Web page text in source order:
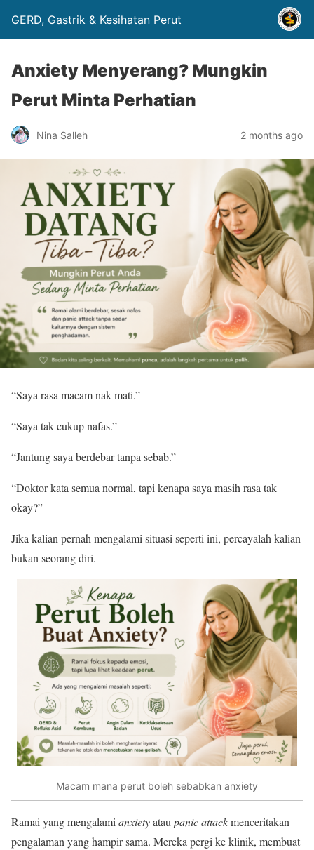
GERD, Gastrik & Kesihatan Perut
Anxiety Menyerang? Mungkin
Perut Minta Perhatian
Nina Salleh 2 months ago
“Saya rasa macam nak mati.”
“Saya tak cukup nafas.”
“Jantung saya berdebar tanpa sebab.”
“Doktor kata semua normal, tapi kenapa saya masih rasa tak
okay?”
Jika kalian pernah mengalami situasi seperti ini, percayalah kalian
bukan seorang diri.
Macam mana perut boleh sebabkan anxiety
Ramai yang mengalamianxietyataupanic attackmenceritakan
pengalaman yang hampir sama. Mereka pergi ke klinik, membuat